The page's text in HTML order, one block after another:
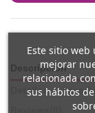
Descripción
Detalles del
Este sitio web
mejorar
relacionada
sus hábitos